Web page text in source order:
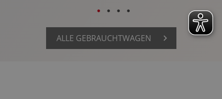
ALLE GEBRAUCHTWAGEN